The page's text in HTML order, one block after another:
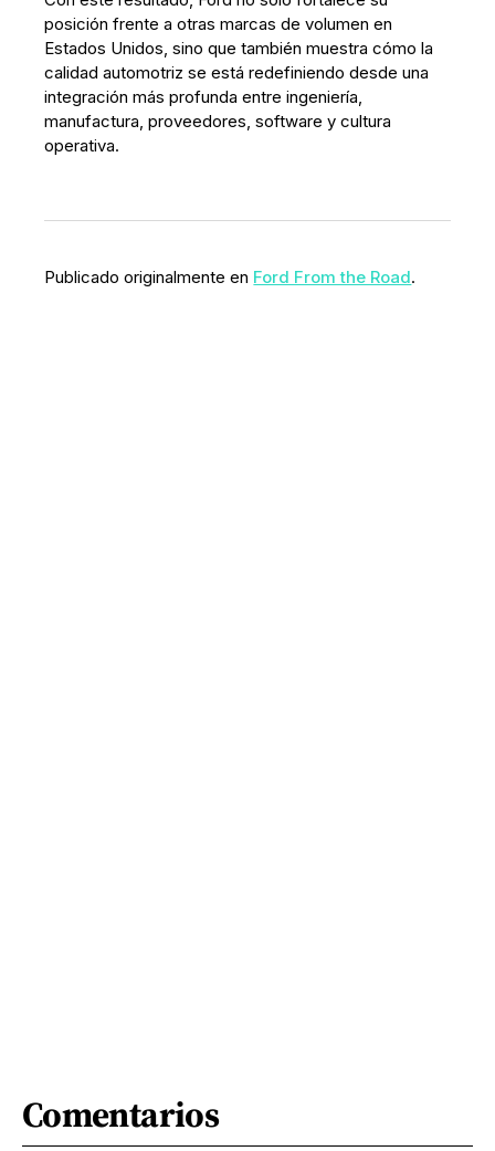
posición frente a otras marcas de volumen en
Estados Unidos, sino que también muestra cómo la
calidad automotriz se está redefiniendo desde una
integración más profunda entre ingeniería,
manufactura, proveedores, software y cultura
operativa.
Publicado originalmente en Ford From the Road.
Comentarios